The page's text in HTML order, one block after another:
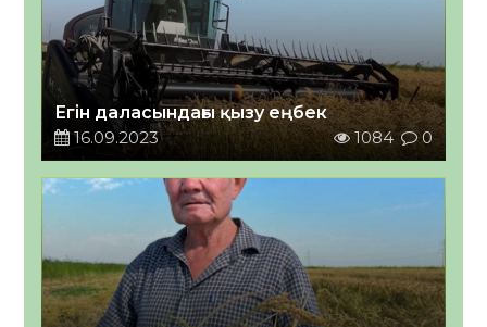
Егін даласындағы қызу еңбек
16.09.2023
1084 0